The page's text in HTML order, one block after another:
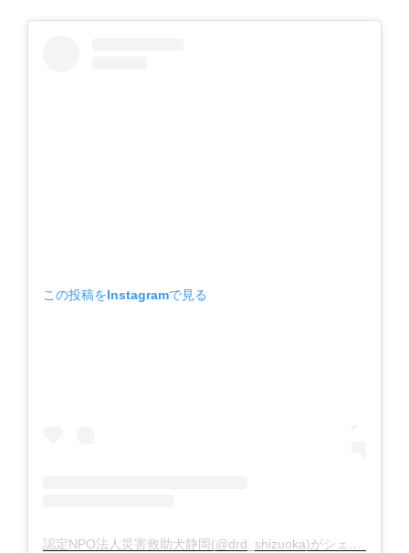
この投稿をInstagramで見る
認定NPO法人災害救助犬静岡(@drd_shizuoka)がシェアした投稿